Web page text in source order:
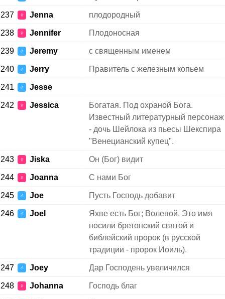
237 ♀ Jenna плодородный
238 ♀ Jennifer Плодоносная
239 ♂ Jeremy с священным именем
240 ♂ Jerry Правитель с железным копьем
241 ♂ Jesse
242 ♀ Jessica
Богатая. Под охраной Бога.
Известный литературный персонаж
- дочь Шейлока из пьесы Шекспира
"Венецианский купец".
243 ♀ Jiska Он (Бог) видит
244 ♀ Joanna С нами Бог
245 ♂ Joe Пусть Господь добавит
246 ♂ Joel
Яхве есть Бог; Волевой. Это имя
носили бретонский святой и
библейский пророк (в русской
традиции - пророк Иоиль).
247 ♂ Joey Дар Господень увеличился
248 ♀ Johanna Господь благ